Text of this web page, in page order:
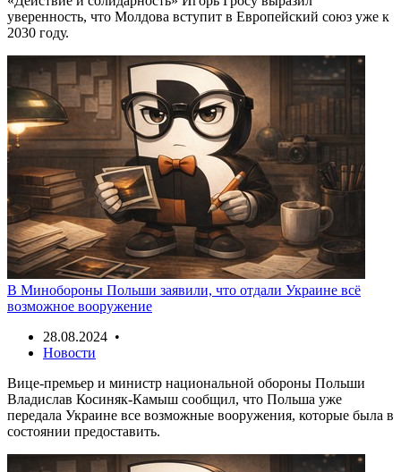
уверенность, что Молдова вступит в Европейский союз уже к
2030 году.
В Минобороны Польши заявили, что отдали Украине всë
возможное вооружение
28.08.2024 •
Новости
Вице-премьер и министр национальной обороны Польши
Владислав Косиняк-Камыш сообщил, что Польша уже
передала Украине все возможные вооружения, которые была в
состоянии предоставить.